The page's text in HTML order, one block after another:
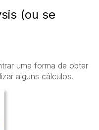
(ou se
uma forma de obter
alguns cálculos.